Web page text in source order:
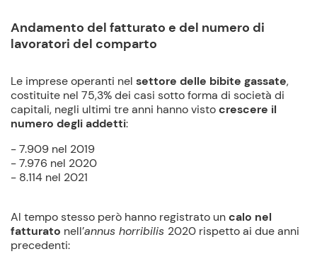
Andamento del fatturato e del numero di
lavoratori del comparto
Le imprese operanti nel settore delle bibite gassate,
costituite nel 75,3% dei casi sotto forma di società di
capitali, negli ultimi tre anni hanno vistocrescere il
numero degli addetti:
- 7.909 nel 2019
- 7.976 nel 2020
- 8.114 nel 2021
Al tempo stesso però hanno registrato uncalo nel
fatturato nell’annus horribilis 2020 rispetto ai due anni
precedenti: